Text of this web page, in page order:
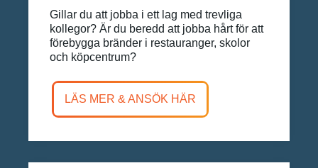
Gillar du att jobba i ett lag med trevliga
kollegor? Är du beredd att jobba hårt för att
förebygga bränder i restauranger, skolor
och köpcentrum?
LÄS MER & ANSÖK HÄR